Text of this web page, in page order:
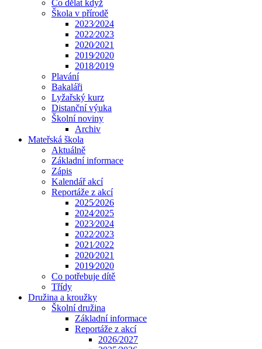
Co dělat když
Škola v přírodě
2023⁄2024
2022⁄2023
2020⁄2021
2019⁄2020
2018⁄2019
Plavání
Bakaláři
Lyžařský kurz
Distanční výuka
Školní noviny
Archiv
Mateřská škola
Aktuálně
Základní informace
Zápis
Kalendář akcí
Reportáže z akcí
2025⁄2026
2024⁄2025
2023⁄2024
2022⁄2023
2021⁄2022
2020⁄2021
2019⁄2020
Co potřebuje dítě
Třídy
Družina a kroužky
Školní družina
Základní informace
Reportáže z akcí
2026/2027